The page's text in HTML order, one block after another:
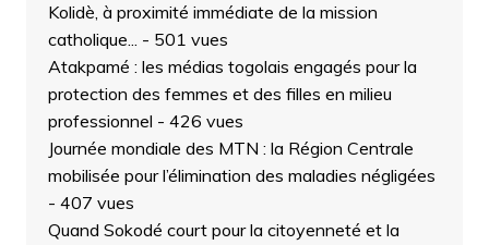
Kolidè, à proximité immédiate de la mission
catholique... - 501 vues
Atakpamé : les médias togolais engagés pour la
protection des femmes et des filles en milieu
professionnel - 426 vues
Journée mondiale des MTN : la Région Centrale
mobilisée pour l’élimination des maladies négligées
- 407 vues
Quand Sokodé court pour la citoyenneté et la